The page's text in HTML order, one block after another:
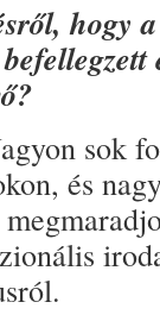
hogy a
sok
és